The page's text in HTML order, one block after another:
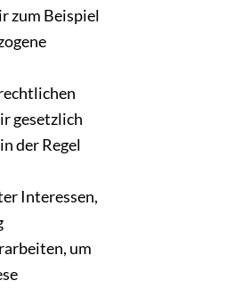
zum Beispiel
gesetzlich
der Regel
Interessen,
um